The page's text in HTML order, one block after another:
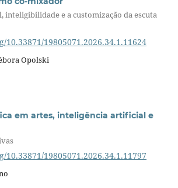
e a customização da escuta
10.33871/19805071.2026.34.1.11624
Opolski
em artes, inteligência artificial e
10.33871/19805071.2026.34.1.11797